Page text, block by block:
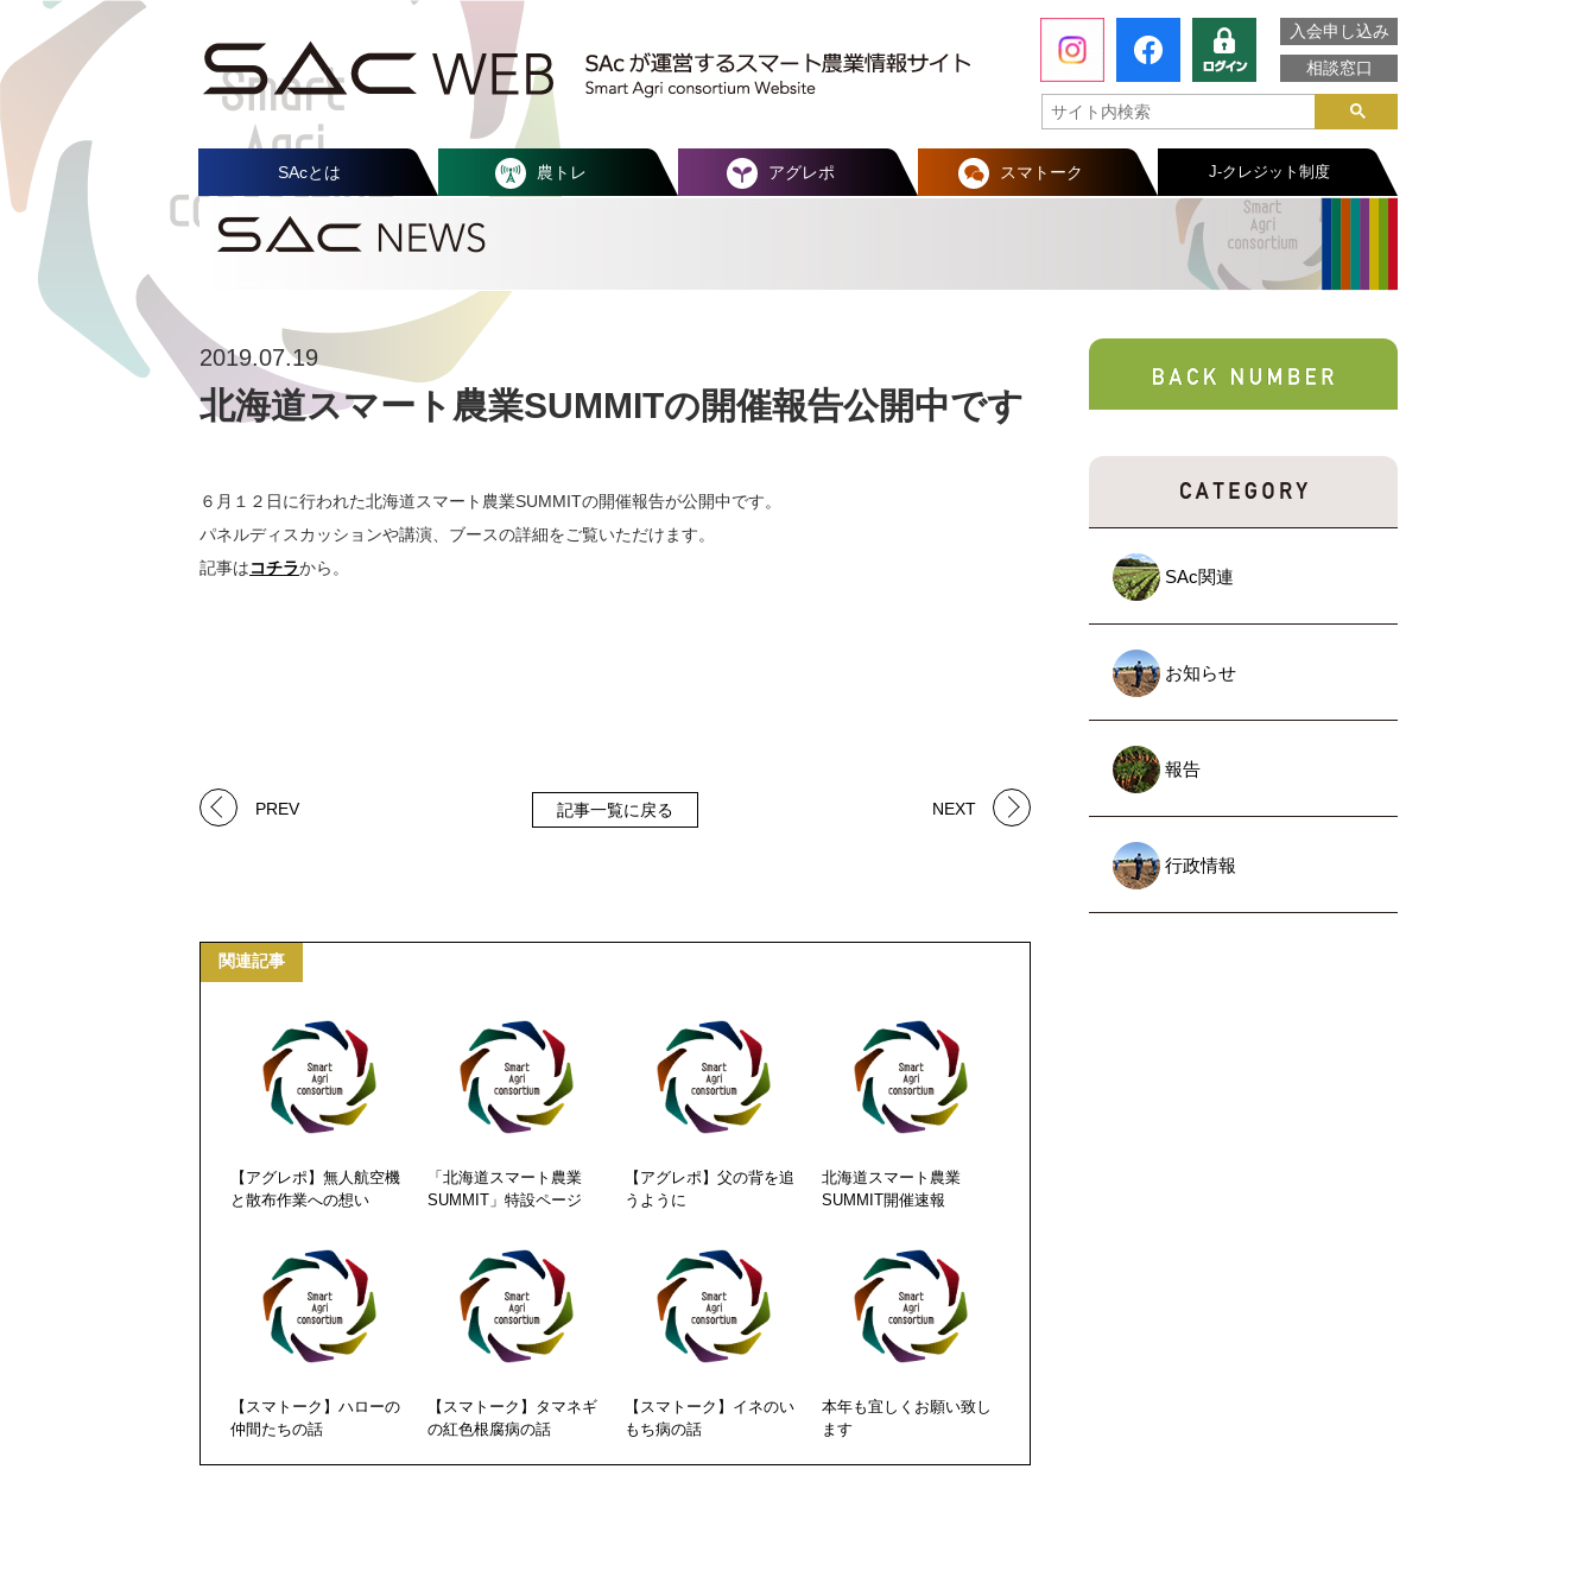
入会申し込み
相談窓口
SAcとは 農トレ アグレポ スマトーク J-クレジット制度
SAc関連
お知らせ
報告
行政情報
2019.07.19
北海道スマート農業SUMMITの開催報告公開中です
６月１２日に行われた北海道スマート農業SUMMITの開催報告が公開中です。
パネルディスカッションや講演、ブースの詳細をご覧いただけます。
記事はコチラから。
PREV 記事一覧に戻る NEXT
関連記事
【アグレポ】無人航空機
と散布作業への想い
「北海道スマート農業
SUMMIT」特設ページ
【アグレポ】父の背を追
うように
北海道スマート農業
SUMMIT開催速報
【スマトーク】ハローの
仲間たちの話
【スマトーク】タマネギ
の紅色根腐病の話
【スマトーク】イネのい
もち病の話
本年も宜しくお願い致し
ます